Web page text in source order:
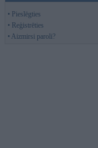
• Pieslēgties
• Reģistrēties
• Aizmirsi paroli?